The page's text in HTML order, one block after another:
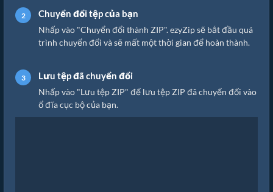
Chuyển đổi tệp của bạn
Nhấp vào "Chuyển đổi thành ZIP". ezyZip sẽ bắt đầu quá
trình chuyển đổi và sẽ mất một thời gian để hoàn thành.
Lưu tệp đã chuyển đổi
Nhấp vào "Lưu tệp ZIP" để lưu tệp ZIP đã chuyển đổi vào
ổ đĩa cục bộ của bạn.